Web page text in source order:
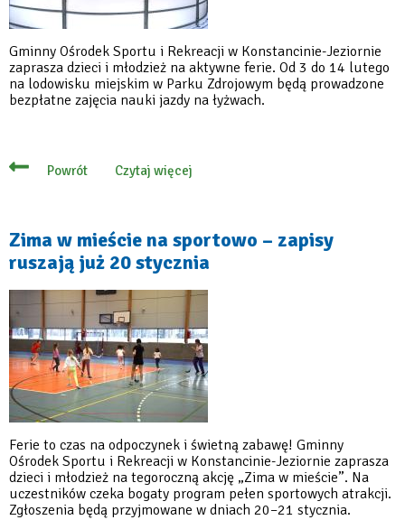
Gminny Ośrodek Sportu i Rekreacji w Konstancinie-Jeziornie
zaprasza dzieci i młodzież na aktywne ferie. Od 3 do 14 lutego
na lodowisku miejskim w Parku Zdrojowym będą prowadzone
bezpłatne zajęcia nauki jazdy na łyżwach.
Powrót Czytaj więcej
o
–
nauka
jazdy
na
bezpłatne
wejście
Zima w mieście na sportowo – zapisy
ruszają już 20 stycznia
Ferie to czas na odpoczynek i świetną zabawę! Gminny
Ośrodek Sportu i Rekreacji w Konstancinie-Jeziornie zaprasza
dzieci i młodzież na tegoroczną akcję „Zima w mieście”. Na
uczestników czeka bogaty program pełen sportowych atrakcji.
Zgłoszenia będą przyjmowane w dniach 20–21 stycznia.